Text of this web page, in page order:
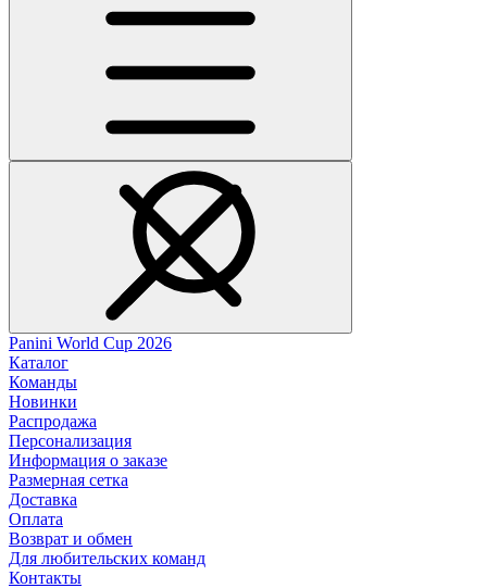
Panini World Cup 2026
Каталог
Команды
Новинки
Распродажа
Персонализация
Информация о заказе
Размерная сетка
Доставка
Оплата
Возврат и обмен
Для любительских команд
Контакты